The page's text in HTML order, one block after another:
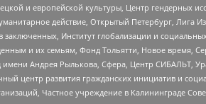
и европейской культуры, Центр гендерных
действие, Открытый Петербург, Лига
Институт глобализации и
и их семьям, Фонд Тольятти, Новое время,
Андрея Рылькова, Сфера, Центр СИБАЛЬТ,
центр развития гражданских инициатив и
Частное учреждение в Калининграде